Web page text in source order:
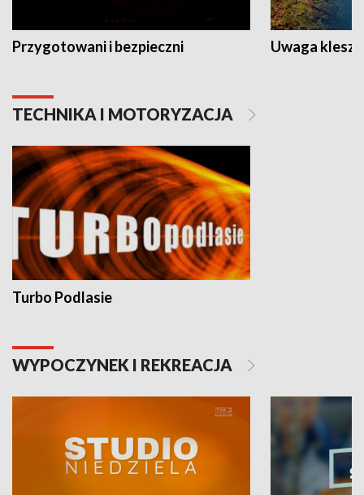
Przygotowani i bezpieczni Uwaga
TECHNIKA I MOTORYZACJA
Turbo Podlasie
WYPOCZYNEK I REKREACJA